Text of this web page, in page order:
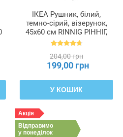
ІКЕА Рушник, білий,
темно-сірий, візерунок,
45x60 см RINNIG РІННІГ,
204.763.46
204,00 грн
199,00 грн
У КОШИК
Акція
Відправимо
у понеділок